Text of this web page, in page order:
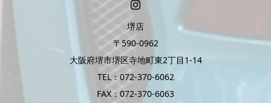
堺店
〒590-0962
大阪府堺市堺区寺地町東2丁目1-14
TEL：072-370-6062
FAX：072-370-6063